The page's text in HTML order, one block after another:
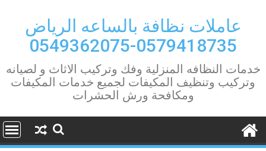
contentعاملات نظافة بالساعه الرياض
0579418735-0549362075
خدمات النظافه المنزلية وفك وتركيب الاثاث و لصيانه
وتركيب وتنظيف المكيفات لجميع خدمات المكيفات
ومكافحة ورش الحشرات